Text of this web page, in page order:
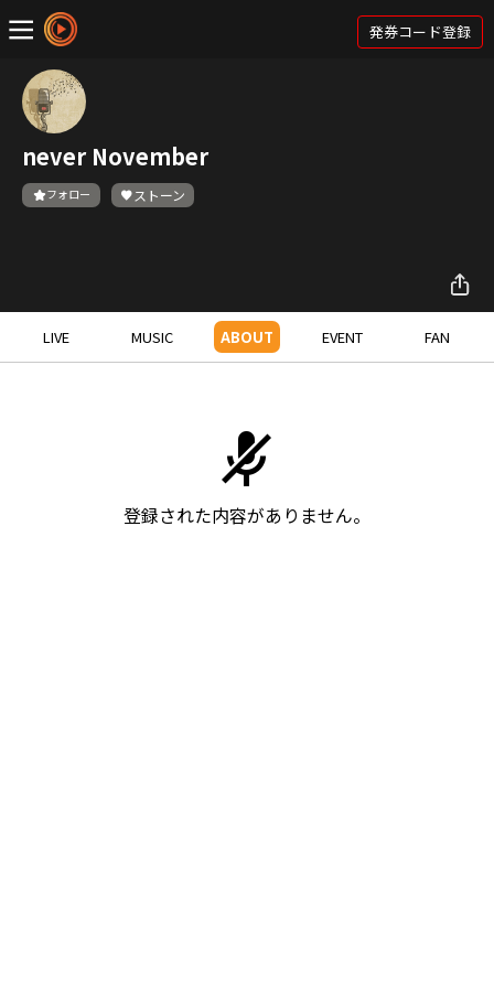
発券コード登録
never November
フォロー ストーン
LIVE MUSIC ABOUT EVENT FAN
登録された内容がありません。